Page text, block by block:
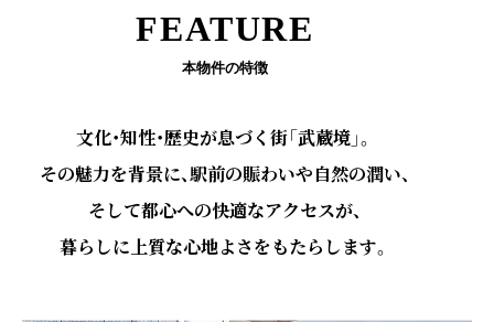
FEATURE
本物件の特徴
文化・知性・歴史が息づく街「武蔵境」。
その魅力を背景に、駅前の賑わいや自然の潤い、
そして都心への快適なアクセスが、
暮らしに上質な心地よさをもたらします。